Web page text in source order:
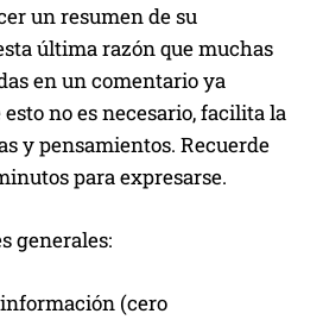
un resumen de su
última razón que muchas
en un comentario ya
no es necesario, facilita la
y pensamientos. Recuerde
para expresarse.
generales:
(cero